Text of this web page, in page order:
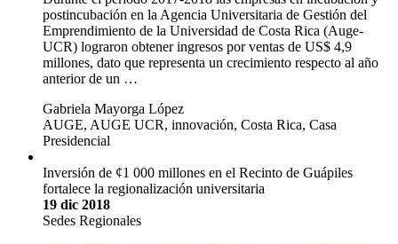
postincubación en la Agencia Universitaria de Gestión del
Emprendimiento de la Universidad de Costa Rica (Auge-
UCR) lograron obtener ingresos por ventas de US$ 4,9
millones, dato que representa un crecimiento respecto al año
anterior de un …
Gabriela Mayorga López
AUGE, AUGE UCR, innovación, Costa Rica, Casa
Presidencial
Inversión de ¢1 000 millones en el Recinto de Guápiles
fortalece la regionalización universitaria
19 dic 2018
Sedes Regionales